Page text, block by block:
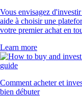
Vous envisagez
aide à choisir une
votre premier achat en
Learn more
Comment acheter et
bien débuter